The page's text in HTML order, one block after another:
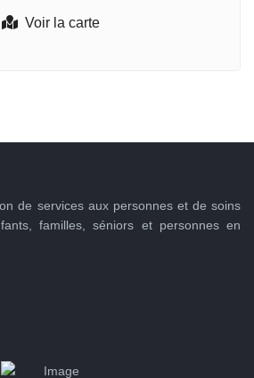
Voir la carte
de services aux personnes et de soins
familles, séniors et personnes en